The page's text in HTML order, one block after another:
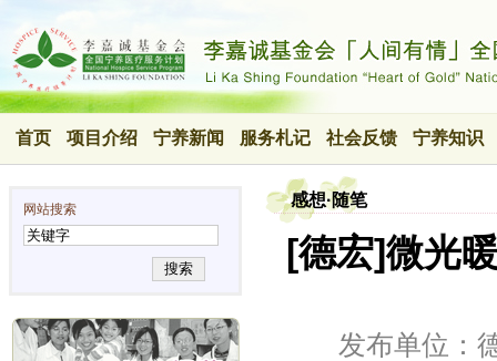
首页 项目介绍 宁养新闻 服务札记 社会反馈 宁养知识
网站搜索
搜索
感想·随笔
[德宏]微光
发布单位：